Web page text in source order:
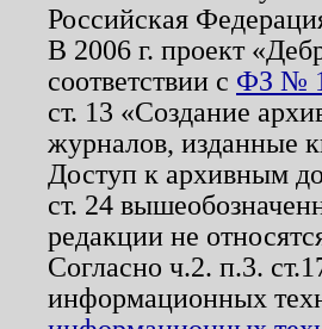
Российская
В 2006 г. проект
соответствии с ФЗ №
ст. 13 «Создание
журналов, изданные
Доступ к архивным
ст. 24
редакции не
Согласно ч.2. п.3.
информационных